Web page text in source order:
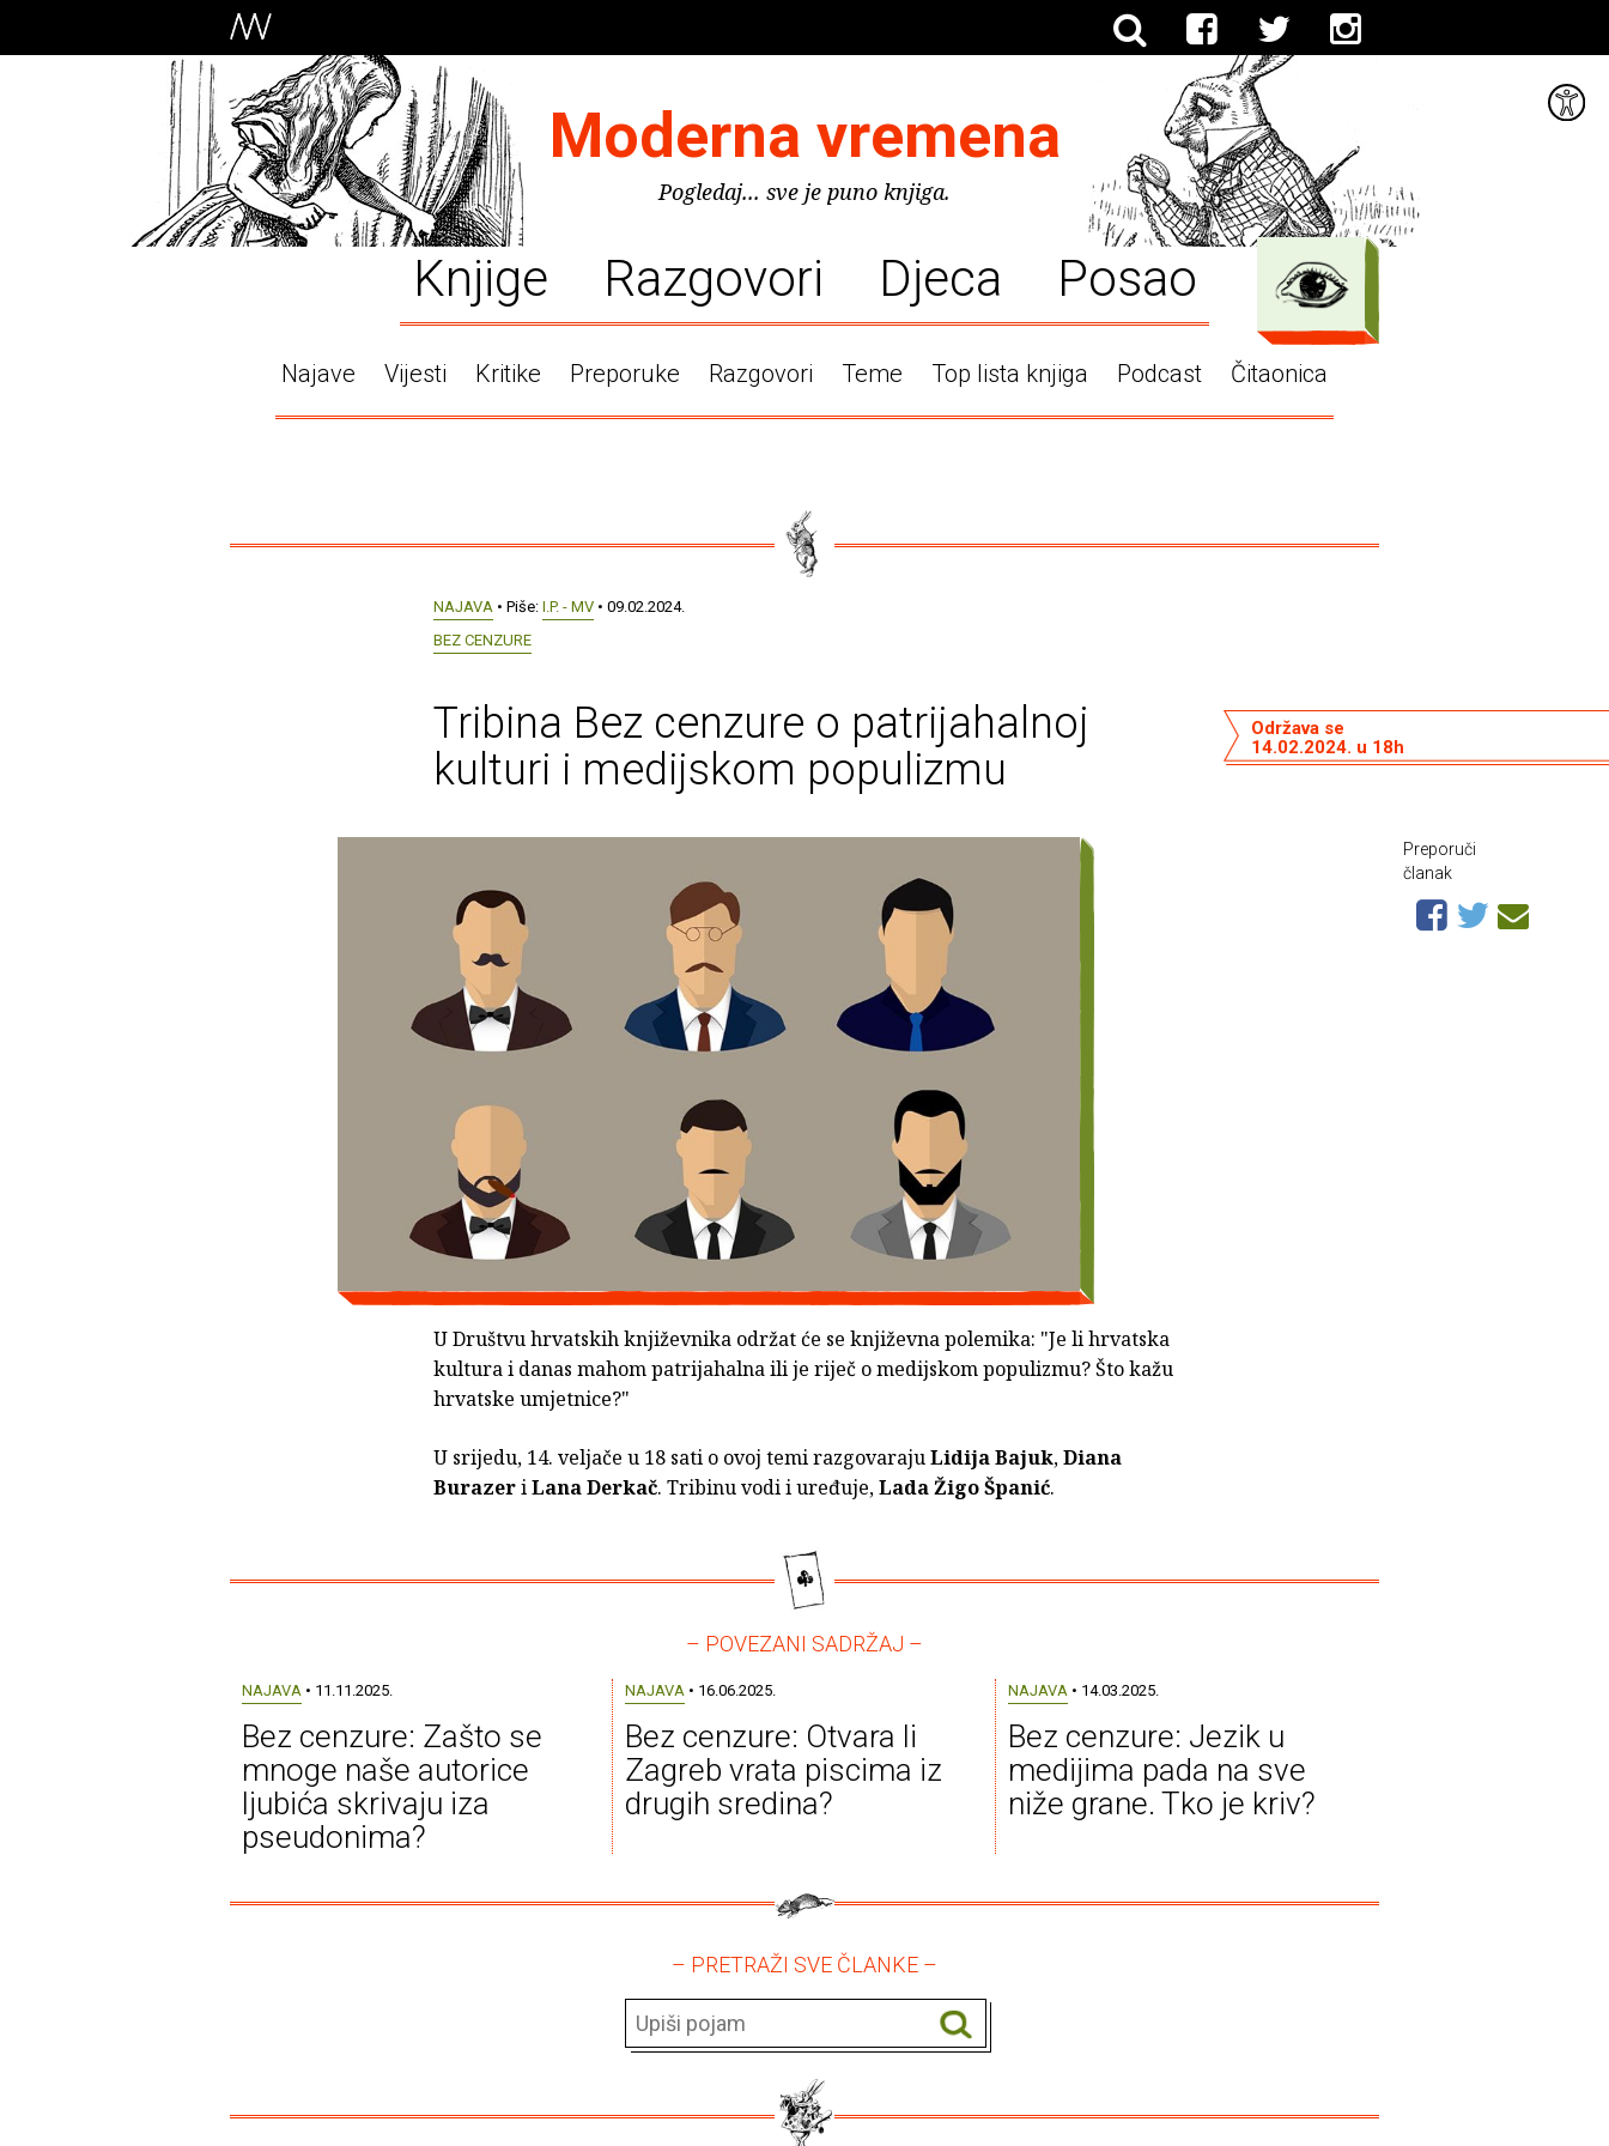
Moderna vremena
Pogledaj... sve je puno knjiga.
Knjige Razgovori Djeca Posao
Najave Vijesti Kritike Preporuke Razgovori Teme Top lista knjiga Podcast Čitaonica
NAJAVA • Piše: I.P. - MV • 09.02.2024.
BEZ CENZURE
Tribina Bez cenzure o patrijahalnoj
kulturi i medijskom populizmu
Održava se
14.02.2024. u 18h
U Društvu hrvatskih književnika održat će se književna polemika: "Je li hrvatska
kultura i danas mahom patrijahalna ili je riječ o medijskom populizmu? Što kažu
hrvatske umjetnice?"
U srijedu, 14. veljače u 18 sati o ovoj temi razgovarajuLidija Bajuk,Diana
BurazeriLana Derkač. Tribinu vodi i uređuje,Lada Žigo Španić.
Preporuči
članak
– POVEZANI SADRŽAJ –
NAJAVA• 11.11.2025.
Bez cenzure: Zašto se
mnoge naše autorice
ljubića skrivaju iza
pseudonima?
NAJAVA• 16.06.2025.
Bez cenzure: Otvara li
Zagreb vrata piscima iz
drugih sredina?
NAJAVA• 14.03.2025.
Bez cenzure: Jezik u
medijima pada na sve
niže grane. Tko je kriv?
– PRETRAŽI SVE ČLANKE –